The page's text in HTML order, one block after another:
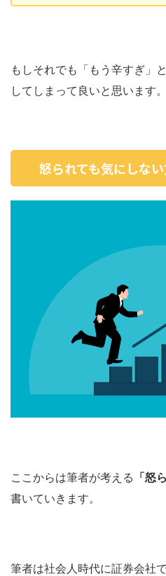
もしそれでも「もう辛すぎ」
してしまって良いと思います。
怒られても気にしな
ここからは筆者が考える 「怒
書いていきます。
筆者は社会人時代に証券会社